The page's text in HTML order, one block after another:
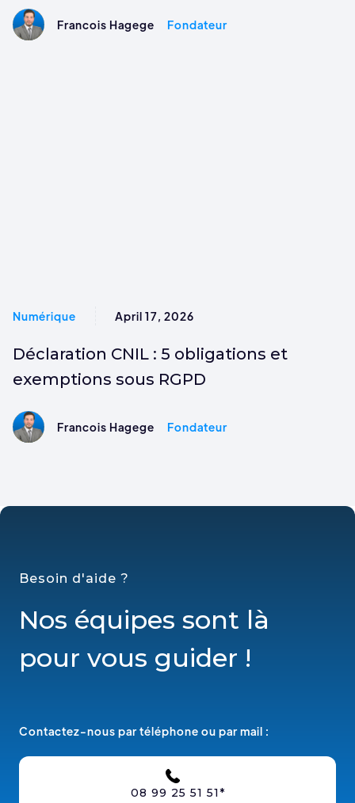
Francois Hagege Fondateur
Numérique April 17, 2026
Déclaration CNIL : 5 obligations et
exemptions sous RGPD
Francois Hagege Fondateur
Besoin d'aide ?
Nos équipes sont là
pour vous guider !
Contactez-nous par téléphone ou par mail :
08 99 25 51 51*